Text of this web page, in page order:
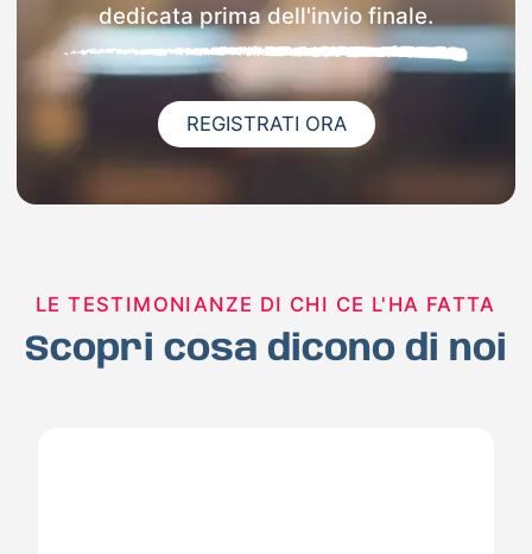
dedicata prima dell'invio finale.
REGISTRATI ORA
LE TESTIMONIANZE DI CHI CE L'HA FATTA
Scopri cosa dicono di noi